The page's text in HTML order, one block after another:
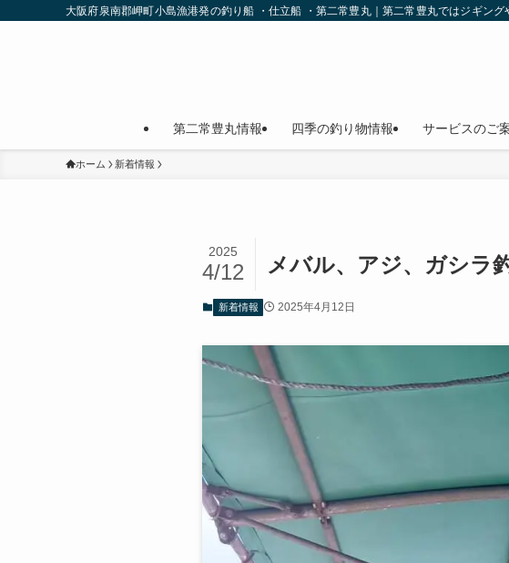
大阪府泉南郡岬町小島漁港発の釣り船 ・仕立船 ・第二常豊丸｜第二常豊丸ではジギン
第二常豊丸情報 四季の釣り物情報 サービスのご
ホーム 新着情報
メバル、アジ、ガシラ
2025
4/12
新着情報 2025年4月12日